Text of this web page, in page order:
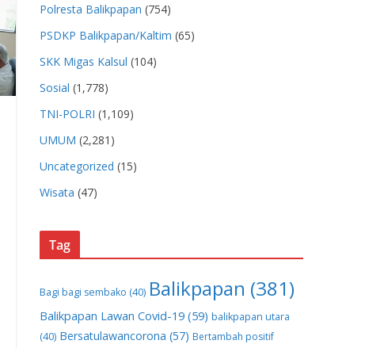
Polresta Balikpapan (754)
PSDKP Balikpapan/Kaltim (65)
SKK Migas Kalsul (104)
Sosial (1,778)
TNI-POLRI (1,109)
UMUM (2,281)
Uncategorized (15)
Wisata (47)
Tag
Bagi bagi sembako (40) Balikpapan (381)
Balikpapan Lawan Covid-19 (59) balikpapan utara
(40) Bersatulawancorona (57) Bertambah positif